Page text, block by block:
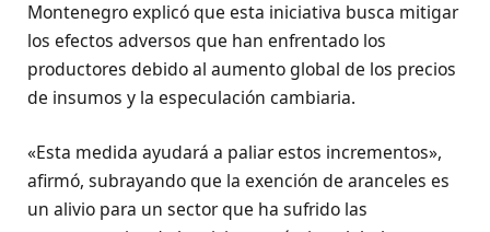
Montenegro explicó que esta iniciativa busca mitigar
los efectos adversos que han enfrentado los
productores debido al aumento global de los precios
de insumos y la especulación cambiaria.
«Esta medida ayudará a paliar estos incrementos»,
afirmó, subrayando que la exención de aranceles es
un alivio para un sector que ha sufrido las